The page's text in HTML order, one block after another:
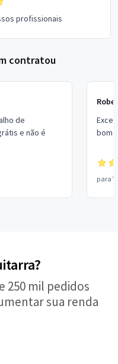
profissionais
contratou
de
e não é
bom
para
250 mil pedidos
sua renda